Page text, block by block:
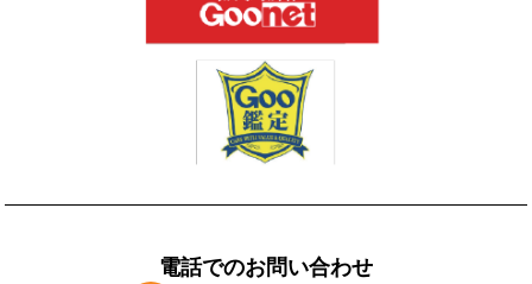
電話でのお問い合わせ